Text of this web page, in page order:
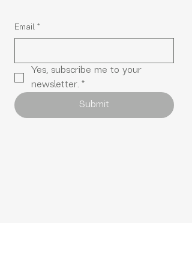
Email *
Yes, subscribe me to your
newsletter. *
Submit